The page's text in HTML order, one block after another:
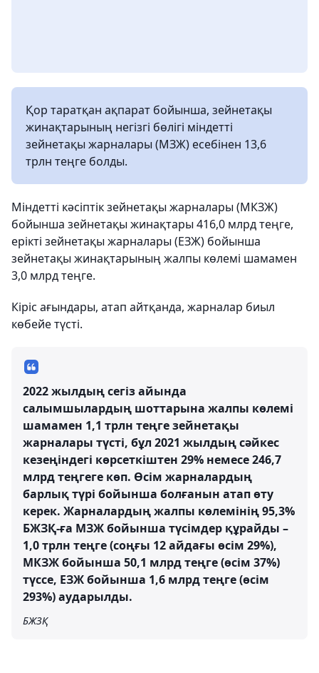
Қор таратқан ақпарат бойынша, зейнетақы
жинақтарының негізгі бөлігі міндетті
зейнетақы жарналары (МЗЖ) есебінен 13,6
трлн теңге болды.
Міндетті кәсіптік зейнетақы жарналары (МКЗЖ)
бойынша зейнетақы жинақтары 416,0 млрд теңге,
ерікті зейнетақы жарналары (ЕЗЖ) бойынша
зейнетақы жинақтарының жалпы көлемі шамамен
3,0 млрд теңге.
Кіріс ағындары, атап айтқанда, жарналар биыл
көбейе түсті.
2022 жылдың сегіз айында
салымшылардың шоттарына жалпы көлемі
шамамен 1,1 трлн теңге зейнетақы
жарналары түсті, бұл 2021 жылдың сәйкес
кезеңіндегі көрсеткіштен 29% немесе 246,7
млрд теңгеге көп. Өсім жарналардың
барлық түрі бойынша болғанын атап өту
керек. Жарналардың жалпы көлемінің 95,3%
БЖЗҚ-ға МЗЖ бойынша түсімдер құрайды –
1,0 трлн теңге (соңғы 12 айдағы өсім 29%),
МКЗЖ бойынша 50,1 млрд теңге (өсім 37%)
түссе, ЕЗЖ бойынша 1,6 млрд теңге (өсім
293%) аударылды.
БЖЗҚ